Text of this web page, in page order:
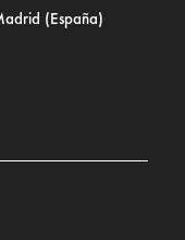
(España)